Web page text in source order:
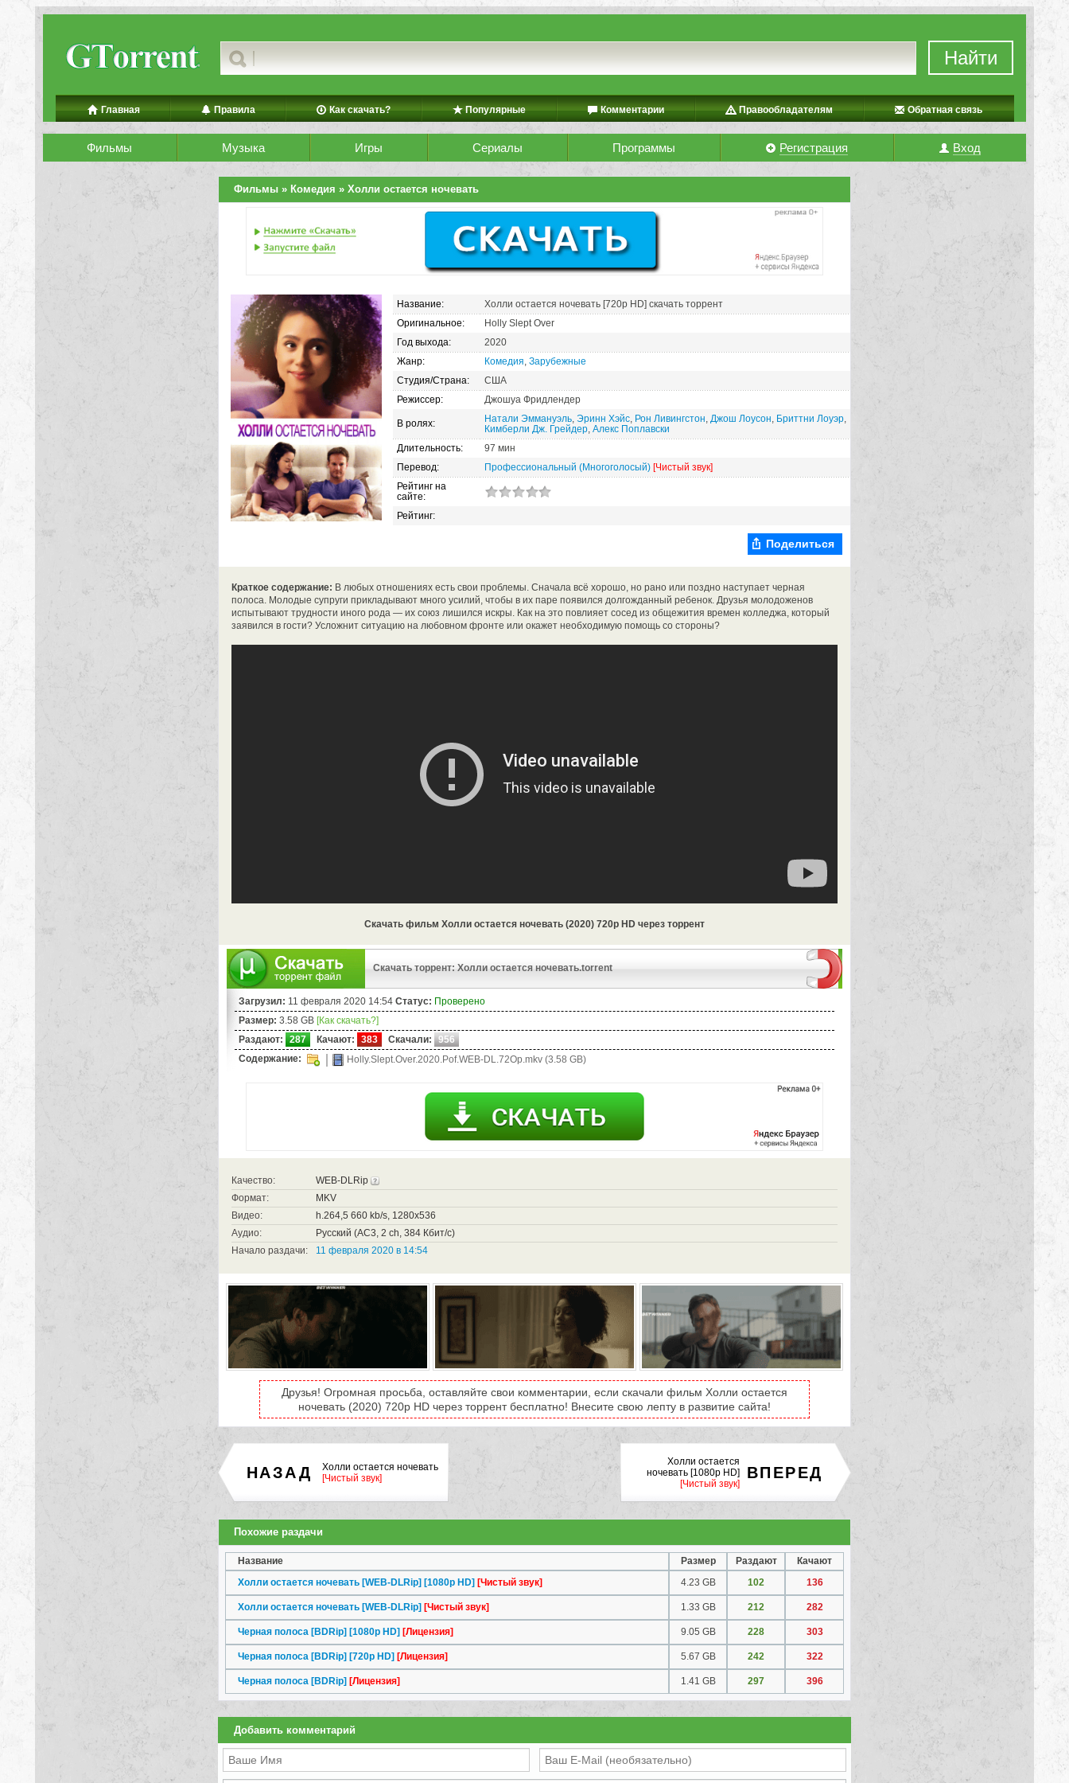
Найти
Главная Правила Как скачать? Популярные Комментарии Правообладателям Обратная связь
Фильмы Музыка Игры Сериалы Программы Регистрация Вход
Фильмы » Комедия » Холли остается ночевать
Название:
Холли остается ночевать [720p HD] скачать торрент
Оригинальное:
Holly Slept Over
Год выхода:
2020
Жанр:
Комедия, Зарубежные
Студия/Страна:
США
Режиссер:
Джошуа Фридлендер
В ролях: Натали Эммануэль, Эринн Хэйс, Рон Ливингстон, Джош Лоусон, Бриттни Лоуэр,
Кимберли Дж. Грейдер, Алекс Поплавски
Длительность:
97 мин
Перевод:
Профессиональный (Многоголосый) [Чистый звук]
Рейтинг на
сайте:
Рейтинг:
Поделиться
Краткое содержание: В любых отношениях есть свои проблемы. Сначала всё хорошо, но рано или поздно наступает черная
полоса. Молодые супруги прикладывают много усилий, чтобы в их паре появился долгожданный ребенок. Друзья молодоженов
испытывают трудности иного рода — их союз лишился искры. Как на это повлияет сосед из общежития времен колледжа, который
заявился в гости? Усложнит ситуацию на любовном фронте или окажет необходимую помощь со стороны?
Скачать фильм Холли остается ночевать (2020) 720p HD через торрент
Скачать торрент: Холли остается ночевать.torrent
Загрузил: 11 февраля 2020 14:54 Статус: Проверено
Размер: 3.58 GB [Как скачать?]
Раздают:
287 Качают: 383 Скачали:
956
Содержание:
Holly.Slept.Over.2020.Pof.WEB-DL.72Op.mkv (3.58 GB)
Качество:
WEB-DLRip
Формат:
MKV
Видео:
h.264,5 660 kb/s, 1280x536
Аудио:
Русский (AC3, 2 ch, 384 Кбит/с)
Начало раздачи:
11 февраля 2020 в 14:54
Друзья! Огромная просьба, оставляйте свои комментарии, если скачали фильм Холли остается
ночевать (2020) 720p HD через торрент бесплатно! Внесите свою лепту в развитие сайта!
НАЗАД
Холли остается ночевать
[Чистый звук]
ВПЕРЕД
Холли остается
ночевать [1080p HD]
[Чистый звук]
Похожие раздачи
Название Размер Раздают
Качают
Холли остается ночевать [WEB-DLRip] [1080p HD] [Чистый звук] 4.23 GB 102 136
Холли остается ночевать [WEB-DLRip] [Чистый звук] 1.33 GB 212 282
Черная полоса [BDRip] [1080p HD] [Лицензия] 9.05 GB 228 303
Черная полоса [BDRip] [720p HD] [Лицензия] 5.67 GB 242 322
Черная полоса [BDRip] [Лицензия] 1.41 GB 297 396
Добавить комментарий